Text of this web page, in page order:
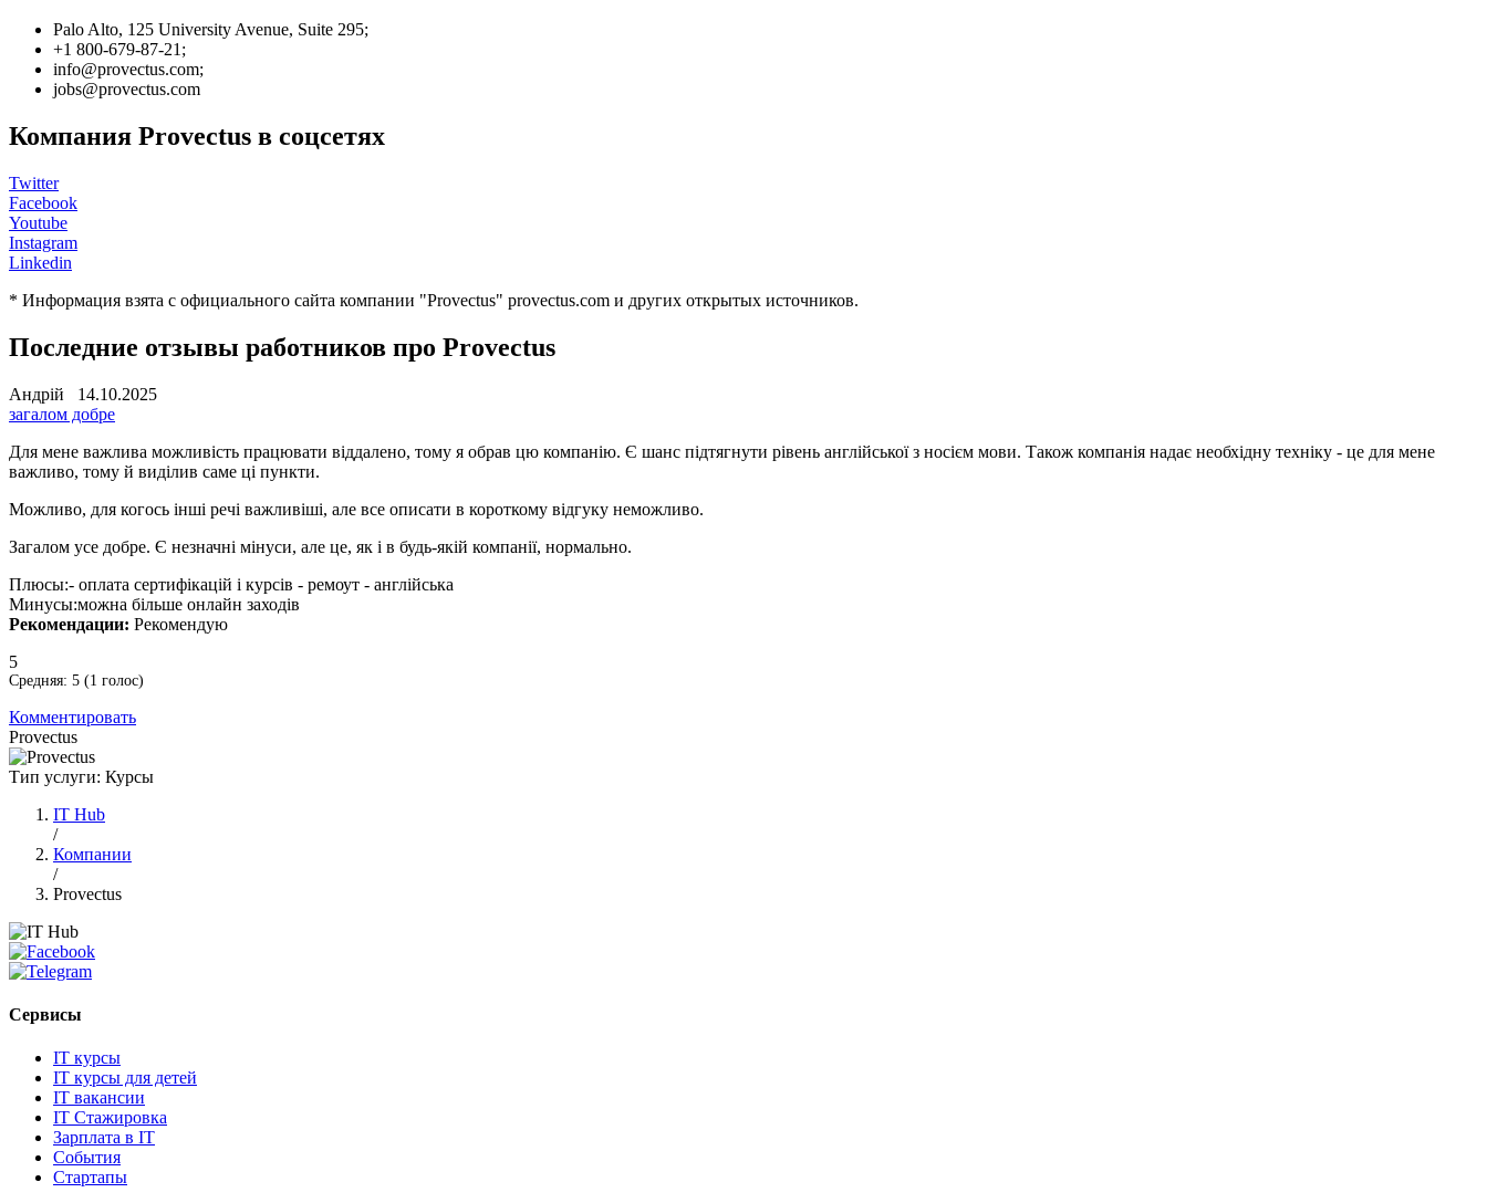
Palo Alto, 125 University Avenue, Suite 295;
+1 800-679-87-21;
info@provectus.com;
jobs@provectus.com
Компания Provectus в соцсетях
Twitter
Facebook
Youtube
Instagram
Linkedin
* Информация взята с официального сайта компании "Provectus" provectus.com и других открытых источников.
Последние отзывы работников про Provectus
Андрій 14.10.2025
загалом добре
Для мене важлива можливість працювати віддалено, тому я обрав цю компанію. Є шанс підтягнути рівень англійської з носієм мови. Також компанія надає необхідну техніку - це для мене
важливо, тому й виділив саме ці пункти.
Можливо, для когось інші речі важливіші, але все описати в короткому відгуку неможливо.
Загалом усе добре. Є незначні мінуси, але це, як і в будь-якій компанії, нормально.
Плюсы:- оплата сертифікацій і курсів - ремоут - англійська
Минусы:можна більше онлайн заходів
Рекомендации: Рекомендую
5
Средняя: 5 (1 голос)
Комментировать
Provectus
Тип услуги: Курсы
IT Hub
/
Компании
/
Provectus
Сервисы
IT курсы
IT курсы для детей
IT вакансии
IT Стажировка
Зарплата в IT
События
Стартапы